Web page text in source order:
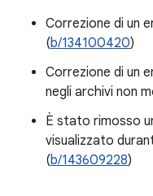
Correzione di un
(b/134100420)
Correzione di un
negli archivi non
È stato rimosso
visualizzato
(b/143609228)